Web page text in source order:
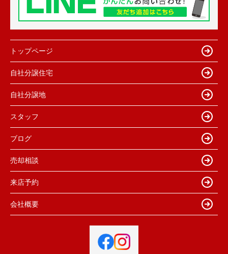
トップページ
自社分譲住宅
自社分譲地
スタッフ
ブログ
売却相談
来店予約
会社概要